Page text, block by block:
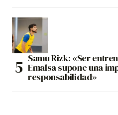
Samu Rizk: «Ser
Emalsa supone una
responsabilidad»